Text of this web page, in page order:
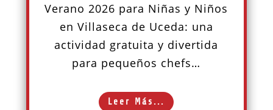
Verano 2026 para Niñas y Niños
en Villaseca de Uceda: una
actividad gratuita y divertida
para pequeños chefs…
Leer Más...